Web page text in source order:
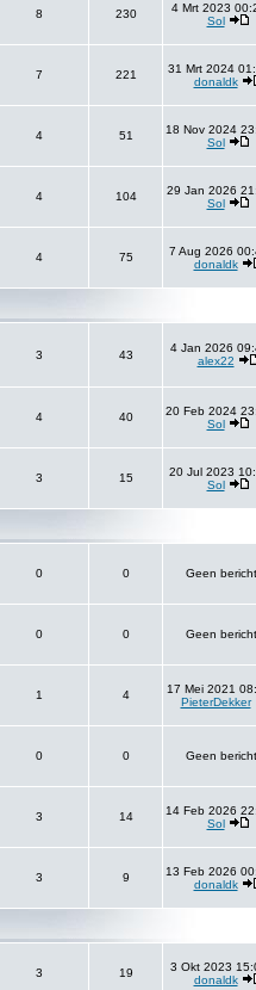
8 230
4 Mrt 2023
Sol
7 221
31 Mrt 2024
donaldk
4 51
18 Nov 2024
Sol
4 104
29 Jan 2026
Sol
4 75
7 Aug 2026
donaldk
3 43
4 Jan 2026
alex22
4 40
20 Feb 2024
Sol
3 15
20 Jul 2023
Sol
0 0 Geen
0 0 Geen
1 4
17 Mei 2021
PieterDekker
0 0 Geen
3 14
14 Feb 2026
Sol
3 9
13 Feb 2026
donaldk
3 19
3 Okt 2023
donaldk